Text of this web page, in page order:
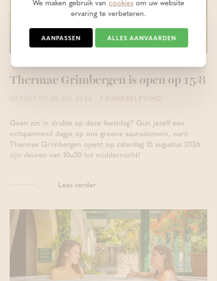
Thermae Grimbergen is open op 15/8
GEPOST OP 30 JUL 2026 - SAUNABELEVING
Geen zin in drukte op deze feestdag? Gun jezelf een
ontspannend dagje op ons groene saunadomein, want
Thermae Grimbergen opent op zaterdag 15 augustus 2026
zijn deuren van 10u30 tot middernacht!
Lees verder
We maken gebruik vancookiesom uw website
ervaring te verbeteren.
AANPASSEN ALLES AANVAARDEN